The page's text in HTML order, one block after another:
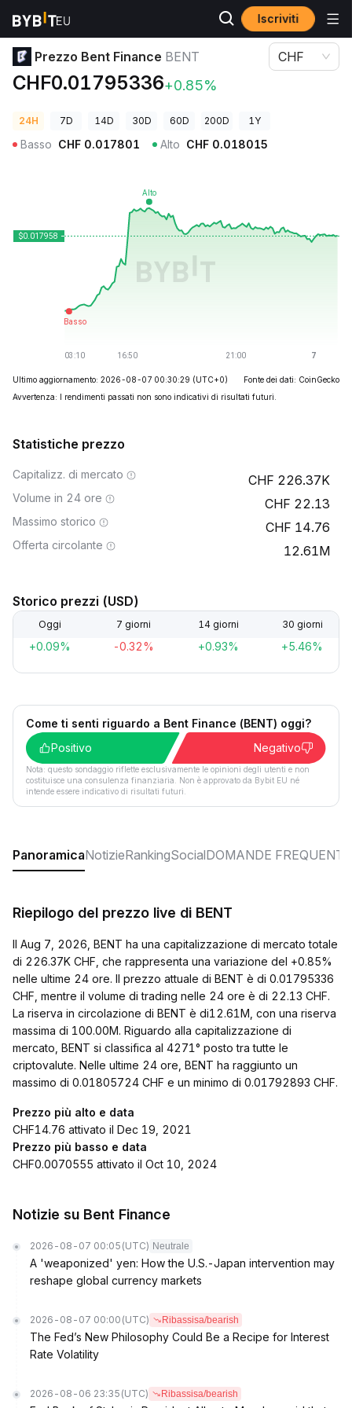
Iscriviti
Prezzi Crypto
Prezzo Bent Finance BENT
CHF0.01795336+0.85%
CHF
24H 7D 14D 30D 60D 200D 1Y
Basso CHF 0.017801 Alto CHF 0.018015
Ultimo aggiornamento: 2026-08-07 00:30:29 (UTC+0)
Fonte dei dati: CoinGecko
Avvertenza: I rendimenti passati non sono indicativi di risultati futuri.
Statistiche prezzo
Capitalizz. di mercato 226.37K
Volume in 24 ore 22.13
Massimo storico 14.76
Offerta circolante 12.61M
Storico prezzi (USD)
Oggi 7 giorni 14 giorni 30 giorni
+0.09% -0.32% +0.93% +5.46%
Come ti senti riguardo a Bent Finance (BENT) oggi?
Positivo
Negativo
Nota: questo sondaggio riflette esclusivamente le opinioni degli utenti e non
costituisce una consulenza finanziaria. Non è approvato da Bybit EU né
intende essere indicativo di risultati futuri.
PanoramicaNotizieRankingSocialDOMANDE FREQUENTI
Riepilogo del prezzo live di BENT
Il Aug 7, 2026, BENT ha una capitalizzazione di mercato totale
di 226.37K CHF, che rappresenta una variazione del +0.85%
nelle ultime 24 ore. Il prezzo attuale di BENT è di 0.01795336
CHF, mentre il volume di trading nelle 24 ore è di 22.13 CHF.
La riserva in circolazione di BENT è di12.61M, con una riserva
massima di 100.00M. Riguardo alla capitalizzazione di
mercato, BENT si classifica al 4271° posto tra tutte le
criptovalute. Nelle ultime 24 ore, BENT ha raggiunto un
massimo di 0.01805724 CHF e un minimo di 0.01792893 CHF.
Prezzo più alto e data
CHF14.76 attivato il Dec 19, 2021
Prezzo più basso e data
CHF0.0070555 attivato il Oct 10, 2024
Notizie su Bent Finance
2026-08-07 00:05 (UTC) Neutrale
A 'weaponized' yen: How the U.S.-Japan intervention may
reshape global currency markets
2026-08-07 00:00 (UTC) Ribassisa/bearish
The Fed’s New Philosophy Could Be a Recipe for Interest
Rate Volatility
2026-08-06 23:35 (UTC) Ribassisa/bearish